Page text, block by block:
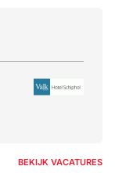
BEKIJK VACATURES